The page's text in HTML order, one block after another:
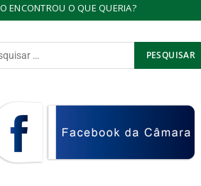
ENCONTROU O QUE QUERIA?